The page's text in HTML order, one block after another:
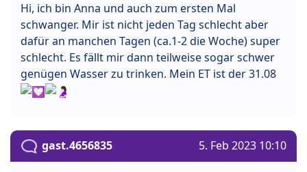
Hi, ich bin Anna und auch zum ersten Mal
schwanger. Mir ist nicht jeden Tag schlecht aber
dafür an manchen Tagen (ca.1-2 die Woche) super
schlecht. Es fällt mir dann teilweise sogar schwer
genügen Wasser zu trinken. Mein ET ist der 31.08
gast.4656835 5. Feb 2023 10:10